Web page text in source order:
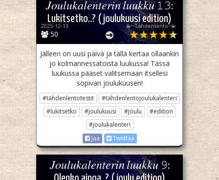
𝐽𝑜𝑢𝑙𝑢𝑘𝑎𝑙𝑒𝑛𝑡𝑒𝑟𝑖𝑛 𝑙𝑢𝑢𝑘𝑘𝑢 𝟷𝟹:
Lukitsetko..? (joulukuusi edition)
50
2025-12-13 💫~Tähdenlento~💫
Jälleen on uusi päivä ja tällä kertaa ollaankin
jo kolmannessatoista luukussa! Tässä
luukussa pääset valitsemaan itsellesi
sopivan joulukuusen!
#tähdenlentotestit
#tähdenlentojoulukalenteri
#lukitsetko
#joulukuusi #joulu
#edition
#joulukalenteri
Jaa
Twiittaa
𝐽𝑜𝑢𝑙𝑢𝑘𝑎𝑙𝑒𝑛𝑡𝑒𝑟𝑖𝑛 𝑙𝑢𝑢𝑘𝑘𝑢 𝟿: